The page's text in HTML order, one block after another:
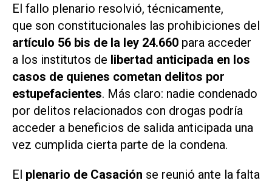
El fallo plenario resolvió, técnicamente,
que son constitucionales las prohibiciones del
artículo 56 bis de la ley 24.660 para acceder
a los institutos de libertad anticipada en los
casos de quienes cometan delitos por
estupefacientes. Más claro: nadie condenado
por delitos relacionados con drogas podría
acceder a beneficios de salida anticipada una
vez cumplida cierta parte de la condena.
El plenario de Casación se reunió ante la falta